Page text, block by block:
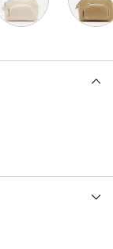
Traz alça